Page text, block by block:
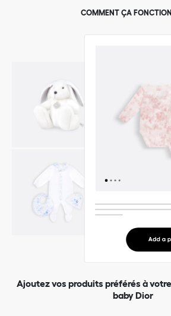
COMMENT ÇA
Ajoutez vos produits préférés à
baby Dior